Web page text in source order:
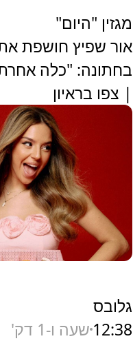
מגזין "היום"
אור שפיץ חושפת
בחתונה: "כלה
| צפו בראיון
גלובס
12:38 שעה ו-1 דק'